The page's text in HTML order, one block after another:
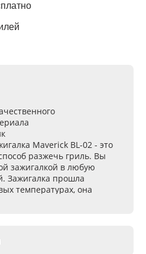
Maverick BL-02 - это
разжечь гриль. Вы
зажигалкой в любую
Зажигалка прошла
температурах, она
газов. Длинный щуп
Такой зажигалкой Вы
плиту или духовку.